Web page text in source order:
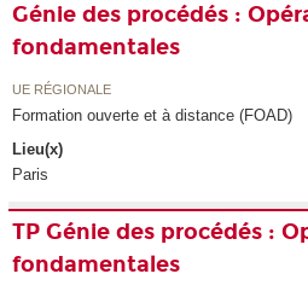
Génie des procédés :
fondamentales
UE RÉGIONALE
Formation ouverte et à distance (FOAD)
Lieu(x)
Paris
TP Génie des procédés :
fondamentales